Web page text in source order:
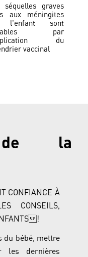
séquelles graves
aux méningites
l'enfant sont
par
du
vaccinal
de la
CONFIANCE À
CONSEILS,
!
du bébé, mettre
les dernières